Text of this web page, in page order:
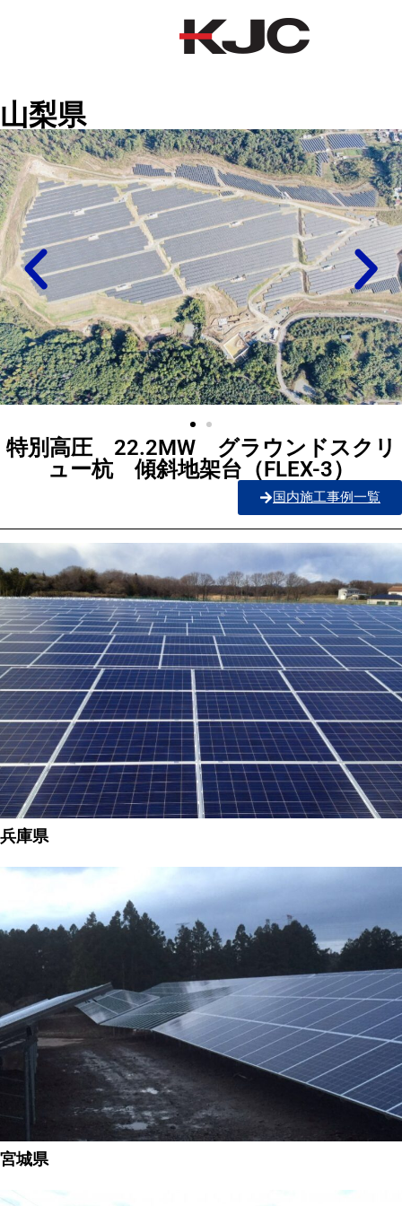
山梨県
特別高圧 22.2MW グラウンドスクリ
ュー杭 傾斜地架台（FLEX-3）
国内施工事例一覧
兵庫県
宮城県